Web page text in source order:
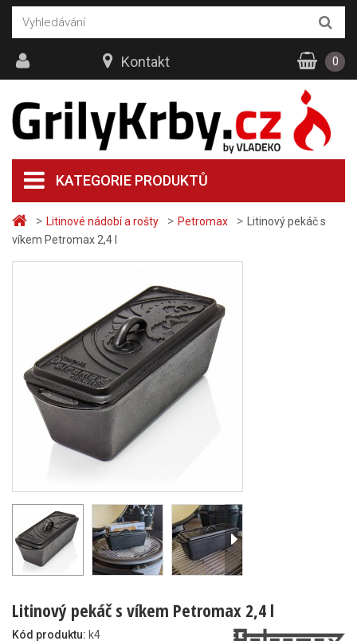
> Litinové nádobí a rošty > Petromax >
Litinový pekáč s
víkem Petromax 2,4 l
Litinový pekáč s víkem Petromax 2,4 l
Kód produktu: k4
KATEGORIE PRODUKTŮ
Kontakt 0